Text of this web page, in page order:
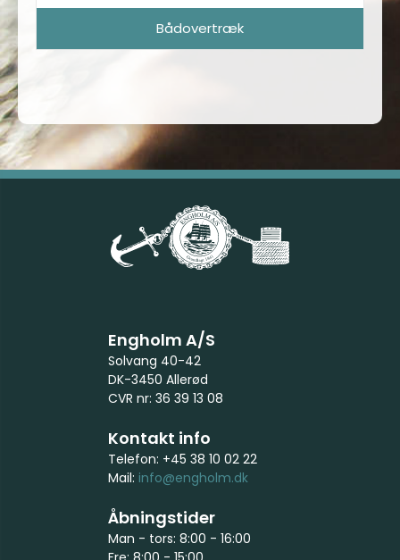
Bådovertræk
Engholm A/S
Solvang 40-42
DK-3450 Allerød
CVR nr: 36 39 13 08
Kontakt info
Telefon: +45 38 10 02 22
Mail: info@engholm.dk
Åbningstider
Man - tors: 8:00 - 16:00